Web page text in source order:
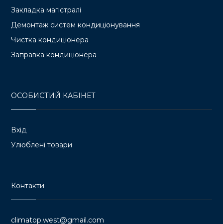
Закладка магістралі
Демонтаж систем кондиціонування
Чистка кондиціонера
Заправка кондиціонера
ОСОБИСТИЙ КАБІНЕТ
Вхід
Улюблені товари
Контакти
climatop.west@gmail.com